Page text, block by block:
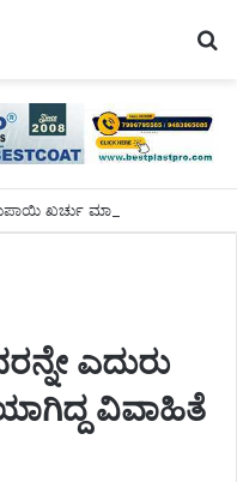
ಖರ್ಚು ಮಾಡಿದ ಯುವಕ!
ಎದುರು
ವಿವಾಹಿತೆ